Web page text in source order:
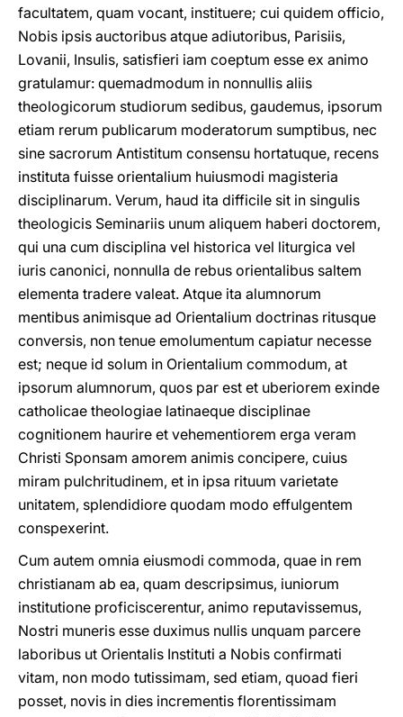
facultatem, quam vocant, instituere; cui quidem officio,
Nobis ipsis auctoribus atque adiutoribus, Parisiis,
Lovanii, Insulis, satisfieri iam coeptum esse ex animo
gratulamur: quemadmodum in nonnullis aliis
theologicorum studiorum sedibus, gaudemus, ipsorum
etiam rerum publicarum moderatorum sumptibus, nec
sine sacrorum Antistitum consensu hortatuque, recens
instituta fuisse orientalium huiusmodi magisteria
disciplinarum. Verum, haud ita difficile sit in singulis
theologicis Seminariis unum aliquem haberi doctorem,
qui una cum disciplina vel historica vel liturgica vel
iuris canonici, nonnulla de rebus orientalibus saltem
elementa tradere valeat. Atque ita alumnorum
mentibus animisque ad Orientalium doctrinas ritusque
conversis, non tenue emolumentum capiatur necesse
est; neque id solum in Orientalium commodum, at
ipsorum alumnorum, quos par est et uberiorem exinde
catholicae theologiae latinaeque disciplinae
cognitionem haurire et vehementiorem erga veram
Christi Sponsam amorem animis concipere, cuius
miram pulchritudinem, et in ipsa rituum varietate
unitatem, splendidiore quodam modo effulgentem
conspexerint.
Cum autem omnia eiusmodi commoda, quae in rem
christianam ab ea, quam descripsimus, iuniorum
institutione proficiscerentur, animo reputavissemus,
Nostri muneris esse duximus nullis unquam parcere
laboribus ut Orientalis Instituti a Nobis confirmati
vitam, non modo tutissimam, sed etiam, quoad fieri
posset, novis in dies incrementis florentissimam